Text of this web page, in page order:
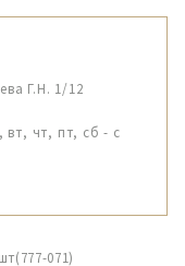
Г.Н. 1/12
вт, чт, пт, сб - с
071)